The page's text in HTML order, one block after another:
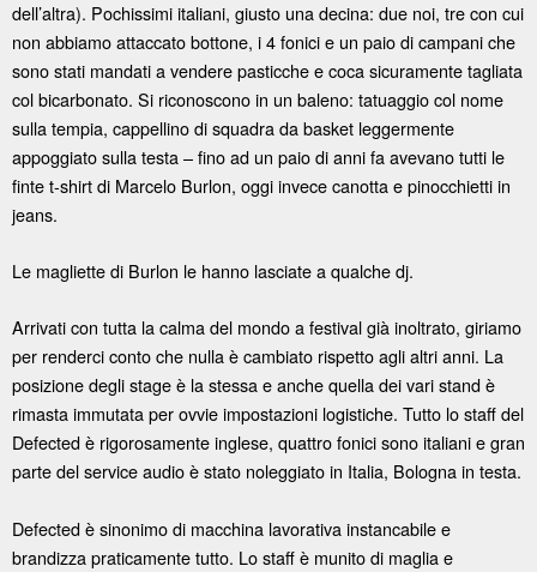
dell’altra). Pochissimi italiani, giusto una decina: due noi, tre con cui
non abbiamo attaccato bottone, i 4 fonici e un paio di campani che
sono stati mandati a vendere pasticche e coca sicuramente tagliata
col bicarbonato. Si riconoscono in un baleno: tatuaggio col nome
sulla tempia, cappellino di squadra da basket leggermente
appoggiato sulla testa – fino ad un paio di anni fa avevano tutti le
finte t-shirt di Marcelo Burlon, oggi invece canotta e pinocchietti in
jeans.
Le magliette di Burlon le hanno lasciate a qualche dj.
Arrivati con tutta la calma del mondo a festival già inoltrato, giriamo
per renderci conto che nulla è cambiato rispetto agli altri anni. La
posizione degli stage è la stessa e anche quella dei vari stand è
rimasta immutata per ovvie impostazioni logistiche. Tutto lo staff del
Defected è rigorosamente inglese, quattro fonici sono italiani e gran
parte del service audio è stato noleggiato in Italia, Bologna in testa.
Defected è sinonimo di macchina lavorativa instancabile e
brandizza praticamente tutto. Lo staff è munito di maglia e